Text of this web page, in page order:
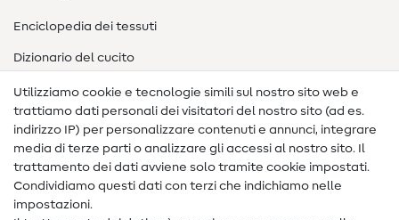
Enciclopedia dei tessuti
Dizionario del cucito
Nähanleitungen
Assistenza e contatto
Contatto
Informazioni sul nuovo proprietario
Utilizziamo cookie e tecnologie simili sul nostro sito web e
trattiamo dati personali dei visitatori del nostro sito (ad es.
indirizzo IP) per personalizzare contenuti e annunci, integrare
media di terze parti o analizzare gli accessi al nostro sito. Il
trattamento dei dati avviene solo tramite cookie impostati.
Condividiamo questi dati con terzi che indichiamo nelle
impostazioni.